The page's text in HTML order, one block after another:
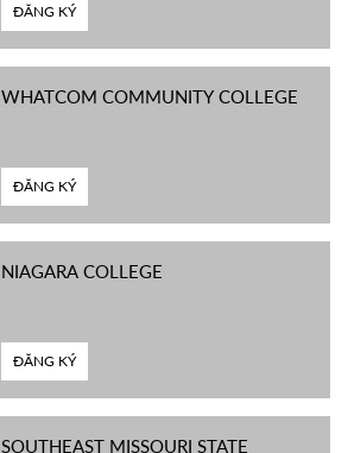
ĐĂNG KÝ
WHATCOM COMMUNITY COLLEGE
ĐĂNG KÝ
NIAGARA COLLEGE
ĐĂNG KÝ
SOUTHEAST MISSOURI STATE